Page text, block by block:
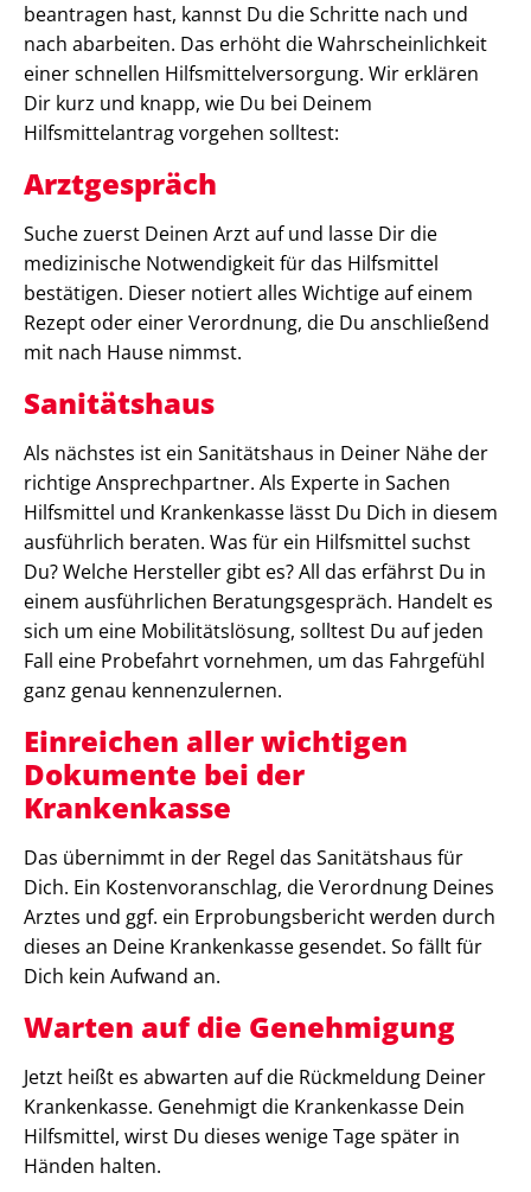
beantragen hast, kannst Du die Schritte nach und
nach abarbeiten. Das erhöht die Wahrscheinlichkeit
einer schnellen Hilfsmittelversorgung. Wir erklären
Dir kurz und knapp, wie Du bei Deinem
Hilfsmittelantrag vorgehen solltest:
Arztgespräch
Suche zuerst Deinen Arzt auf und lasse Dir die
medizinische Notwendigkeit für das Hilfsmittel
bestätigen. Dieser notiert alles Wichtige auf einem
Rezept oder einer Verordnung, die Du anschließend
mit nach Hause nimmst.
Sanitätshaus
Als nächstes ist ein Sanitätshaus in Deiner Nähe der
richtige Ansprechpartner. Als Experte in Sachen
Hilfsmittel und Krankenkasse lässt Du Dich in diesem
ausführlich beraten. Was für ein Hilfsmittel suchst
Du? Welche Hersteller gibt es? All das erfährst Du in
einem ausführlichen Beratungsgespräch. Handelt es
sich um eine Mobilitätslösung, solltest Du auf jeden
Fall eine Probefahrt vornehmen, um das Fahrgefühl
ganz genau kennenzulernen.
Einreichen aller wichtigen
Dokumente bei der
Krankenkasse
Das übernimmt in der Regel das Sanitätshaus für
Dich. Ein Kostenvoranschlag, die Verordnung Deines
Arztes und ggf. ein Erprobungsbericht werden durch
dieses an Deine Krankenkasse gesendet. So fällt für
Dich kein Aufwand an.
Warten auf die Genehmigung
Jetzt heißt es abwarten auf die Rückmeldung Deiner
Krankenkasse. Genehmigt die Krankenkasse Dein
Hilfsmittel, wirst Du dieses wenige Tage später in
Händen halten.